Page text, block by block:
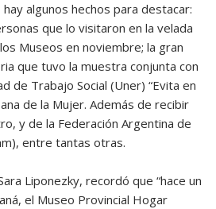
algunos hechos para destacar:
que lo visitaron en la velada
Museos en noviembre; la gran
que tuvo la muestra conjunta con
de Trabajo Social (Uner) “Evita en
de la Mujer. Además de recibir
y de la Federación Argentina de
entre tantas otras.
Liponezky, recordó que “hace un
el Museo Provincial Hogar